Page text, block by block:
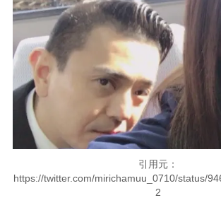
引用元：
https://twitter.com/mirichamuu_0710/status/
2